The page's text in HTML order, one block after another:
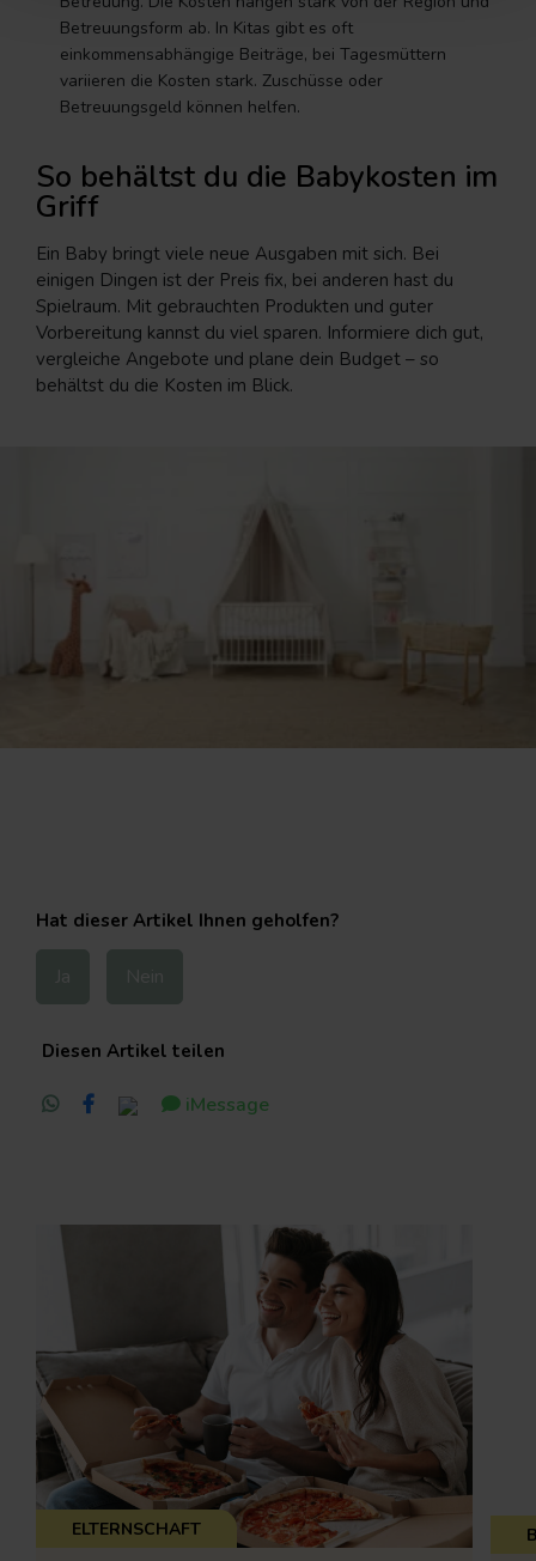
Betreuungsform ab. In Kitas gibt es oft
einkommensabhängige Beiträge, bei Tagesmüttern
variieren die Kosten stark. Zuschüsse oder
Betreuungsgeld können helfen.
So behältst du die Babykosten im
Griff
Ein Baby bringt viele neue Ausgaben mit sich. Bei
einigen Dingen ist der Preis fix, bei anderen hast du
Spielraum. Mit gebrauchten Produkten und guter
Vorbereitung kannst du viel sparen. Informiere dich gut,
vergleiche Angebote und plane dein Budget – so
behältst du die Kosten im Blick.
Hat dieser Artikel Ihnen geholfen?
Diesen Artikel teilen
iMessage
ELTERNSCHAFT